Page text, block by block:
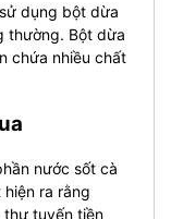
dụng bột dừa
thường. Bột dừa
chứa nhiều chất
nước sốt cà
ra rằng
thư tuyến tiền